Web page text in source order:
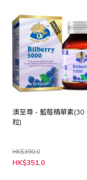
澳至尊 - 藍莓精華素(30
粒)
HK$390.0
特
殊
HK$351.0